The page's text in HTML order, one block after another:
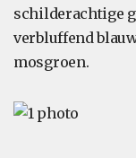
schilderachtige
verbluffend
mosgroen.